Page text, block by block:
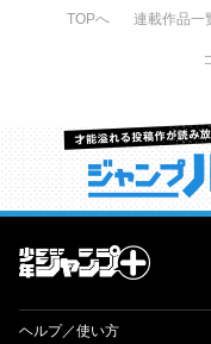
TOPへ 連載作品一
才能溢れる投稿作
ヘルプ／使い方